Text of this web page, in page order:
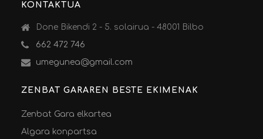
KONTAKTUA
Done Bikendi 2 - 5. solairua - 48001 Bilbo
662 472 746
umegunea@gmail.com
ZENBAT GARAREN BESTE EKIMENAK
Zenbat Gara elkartea
Algara konpartsa